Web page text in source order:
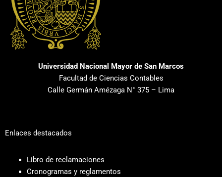
Universidad Nacional Mayor de San Marcos
Facultad de Ciencias Contables
Calle Germán Amézaga N° 375 – Lima
Enlaces destacados
Libro de reclamaciones
Cronogramas y reglamentos